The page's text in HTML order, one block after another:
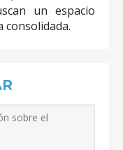
un espacio
consolidada.